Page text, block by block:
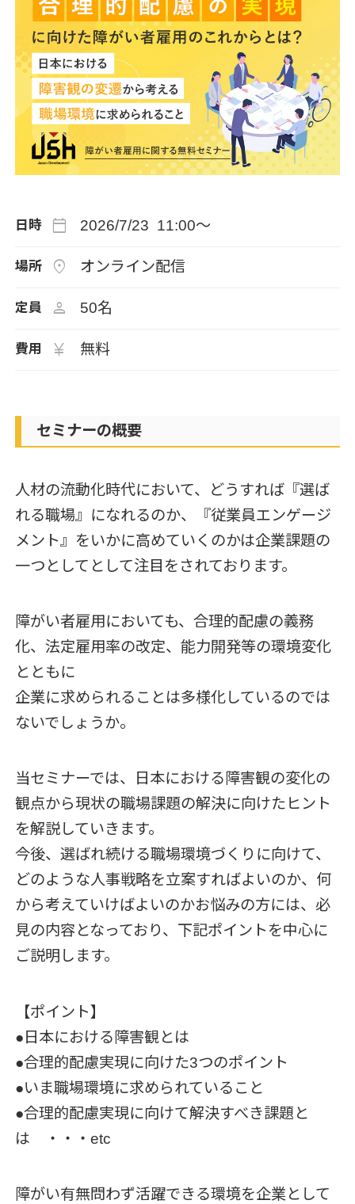
日時 calendar_today 2026/7/23 11:00～
場所 location_on オンライン配信
定員 person 50名
費用 currency_yen 無料
セミナーの概要
人材の流動化時代において、どうすれば『選ば
れる職場』になれるのか、『従業員エンゲージ
メント』をいかに高めていくのかは企業課題の
一つとしてとして注目をされております。
障がい者雇用においても、合理的配慮の義務
化、法定雇用率の改定、能力開発等の環境変化
とともに
企業に求められることは多様化しているのでは
ないでしょうか。
当セミナーでは、日本における障害観の変化の
観点から現状の職場課題の解決に向けたヒント
を解説していきます。
今後、選ばれ続ける職場環境づくりに向けて、
どのような人事戦略を立案すればよいのか、何
から考えていけばよいのかお悩みの方には、必
見の内容となっており、下記ポイントを中心に
ご説明します。
【ポイント】
●日本における障害観とは
●合理的配慮実現に向けた3つのポイント
●いま職場環境に求められていること
●合理的配慮実現に向けて解決すべき課題と
は ・・・etc
障がい有無問わず活躍できる環境を企業として